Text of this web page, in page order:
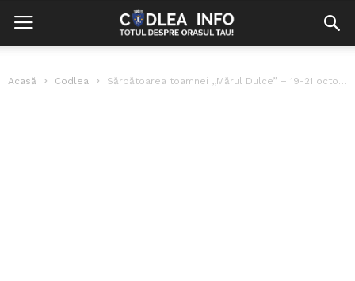
Acasă Codlea Sărbătoarea toamnei ,,Mărul Dulce” – 19-21 octombrie